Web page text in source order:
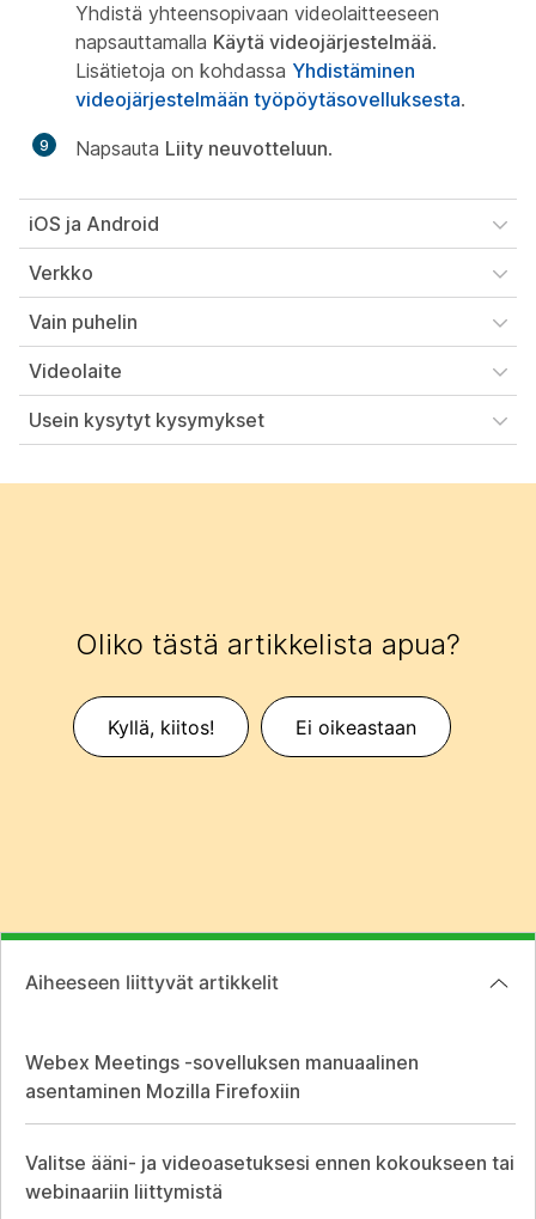
Yhdistä yhteensopivaan videolaitteeseen
napsauttamalla Käytä videojärjestelmää.
Lisätietoja on kohdassa Yhdistäminen
videojärjestelmään työpöytäsovelluksesta.
9 Napsauta Liity neuvotteluun.
iOS ja Android
Verkko
Vain puhelin
Videolaite
Usein kysytyt kysymykset
Oliko tästä artikkelista apua?
Kyllä, kiitos! Ei oikeastaan
Aiheeseen liittyvät artikkelit
Webex Meetings -sovelluksen manuaalinen
asentaminen Mozilla Firefoxiin
Valitse ääni- ja videoasetuksesi ennen kokoukseen tai
webinaariin liittymistä